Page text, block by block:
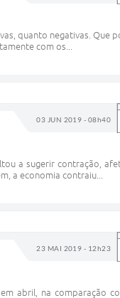
quanto negativas. Que
com os...
03 JUN 2019 - 08h40
a sugerir contração,
a economia contraiu...
23 MAI 2019 - 12h23
abril, na comparação